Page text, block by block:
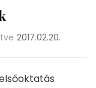
2017.02.20.